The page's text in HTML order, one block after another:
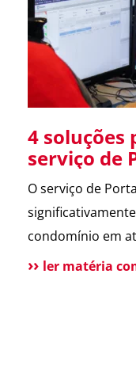
em […]
4
serviço de
seu
O serviço de
condomínio em
protocolos de
ler matéria